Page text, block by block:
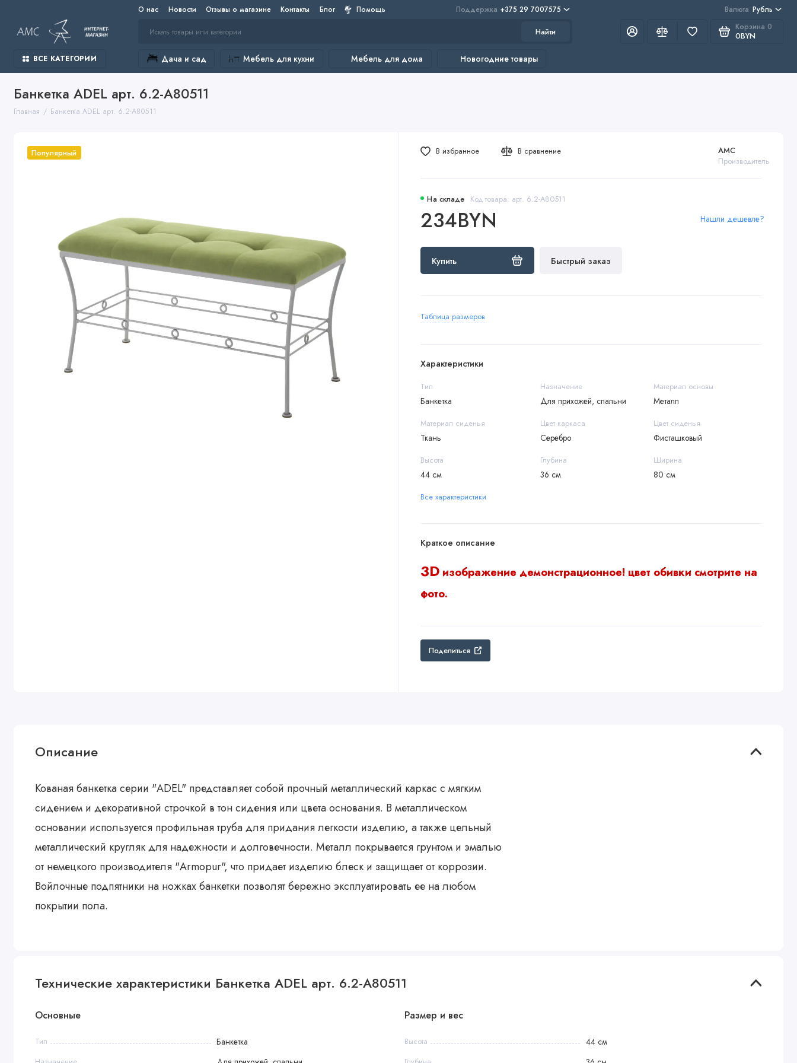
О нас Новости Отзывы о магазине Контакты Блог Помощь Поддержка +375 29 7007575 Валюта Рубль
Найти Корзина 0
0BYN
ВСЕ КАТЕГОРИИ Дача и сад Мебель для кухни Мебель для дома Новогодние товары
Банкетка ADEL арт. 6.2-А80511
Главная Банкетка ADEL арт. 6.2-А80511
Популярный
На складе Код товара: арт. 6.2-А80511
AMC
Производитель
234BYN
Купить Быстрый заказ
Нашли дешевле?
В избранное В сравнение
Таблица размеров
Характеристики
Тип
Банкетка
Назначение
Для прихожей, спальни
Материал основы
Металл
Материал сиденья
Ткань
Цвет каркаса
Серебро
Цвет сиденья
Фисташковый
Высота
44 см
Глубина
36 см
Ширина
80 см
Все характеристики
Краткое описание
3D изображение демонстрационное! цвет обивки смотрите на
фото.
Поделиться
Описание
Кованая банкетка серии "ADEL" представляет собой прочный металлический каркас с мягким
сидением и декоративной строчкой в тон сидения или цвета основания. В металлическом
основании используется профильная труба для придания легкости изделию, а также цельный
металлический кругляк для надежности и долговечности. Металл покрывается грунтом и эмалью
от немецкого производителя "Armopur", что придает изделию блеск и защищает от коррозии.
Войлочные подпятники на ножках банкетки позволят бережно эксплуатировать ее на любом
покрытии пола.
Технические характеристики Банкетка ADEL арт. 6.2-А80511
Основные
Тип Банкетка
Размер и вес
Высота 44 см